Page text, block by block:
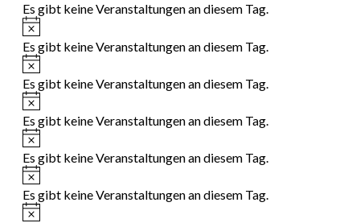
Es gibt keine Veranstaltungen an diesem Tag.
Hinweis
Es gibt keine Veranstaltungen an diesem Tag.
Hinweis
Es gibt keine Veranstaltungen an diesem Tag.
Hinweis
Es gibt keine Veranstaltungen an diesem Tag.
Hinweis
Es gibt keine Veranstaltungen an diesem Tag.
Hinweis
Es gibt keine Veranstaltungen an diesem Tag.
Hinweis